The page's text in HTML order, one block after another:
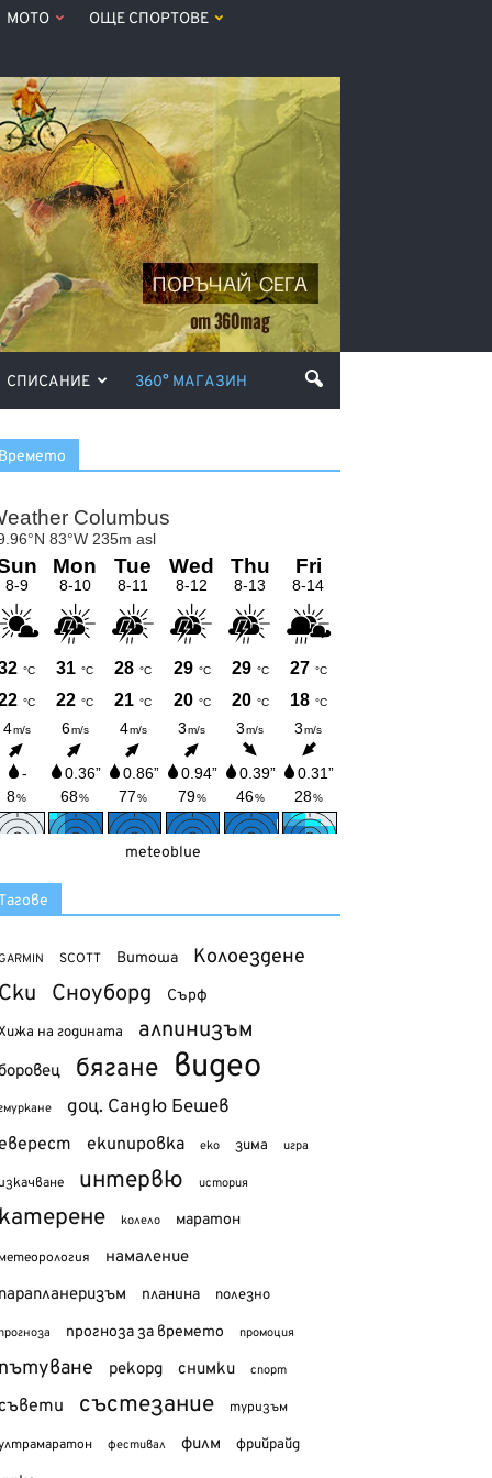
МОТО ОЩЕ СПОРТОВЕ
СПИСАНИЕ 360° МАГАЗИН
meteoblue
SCOTT Витоша Колоездене
Сноуборд Сърф
на годината алпинизъм
бягане видео
доц. Сандю Бешев
екипировка еко зима игра
интервю история
колело маратон
намаление
планина полезно
прогноза за времето промоция
рекорд снимки спорт
състезание туризъм
фестивал филм фрийрайд